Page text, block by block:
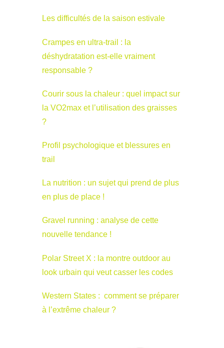
Les difficultés de la saison estivale
Crampes en ultra-trail : la
déshydratation est-elle vraiment
responsable ?
Courir sous la chaleur : quel impact sur
la VO2max et l’utilisation des graisses
?
Profil psychologique et blessures en
trail
La nutrition : un sujet qui prend de plus
en plus de place !
Gravel running : analyse de cette
nouvelle tendance !
Polar Street X : la montre outdoor au
look urbain qui veut casser les codes
Western States : comment se préparer
à l’extrême chaleur ?